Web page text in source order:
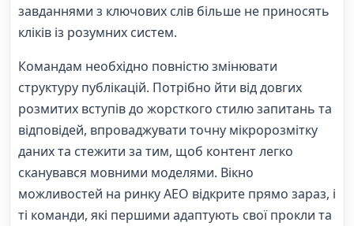
завданнями з ключових слів більше не приносять
кліків із розумних систем.
Командам необхідно повністю змінювати
структуру публікацій. Потрібно йти від довгих
розмитих вступів до жорсткого стилю запитань та
відповідей, впроваджувати точну мікророзмітку
даних та стежити за тим, щоб контент легко
сканувався мовними моделями. Вікно
можливостей на ринку AEO відкрите прямо зараз, і
ті команди, які першими адаптують свої прокли та